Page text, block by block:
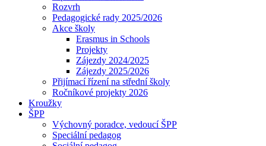
Rozvrh
Pedagogické rady 2025/2026
Akce školy
Erasmus in Schools
Projekty
Zájezdy 2024/2025
Zájezdy 2025/2026
Přijímací řízení na střední školy
Ročníkové projekty 2026
Kroužky
ŠPP
Výchovný poradce, vedoucí ŠPP
Speciální pedagog